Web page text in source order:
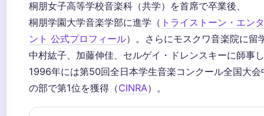
桐朋女子高等学校音楽科（共学）を首席で卒業後、
桐朋学園大学音楽学部に進学（ トライストーン・エン
ント 公式プロフィール）。さらにモスクワ音楽院に留
中村紘子、加藤伸佳、セルゲイ・ドレンスキーに師事
1996年には第50回全日本学生音楽コンクール全国大会
の部で第1位を獲得（CINRA）。